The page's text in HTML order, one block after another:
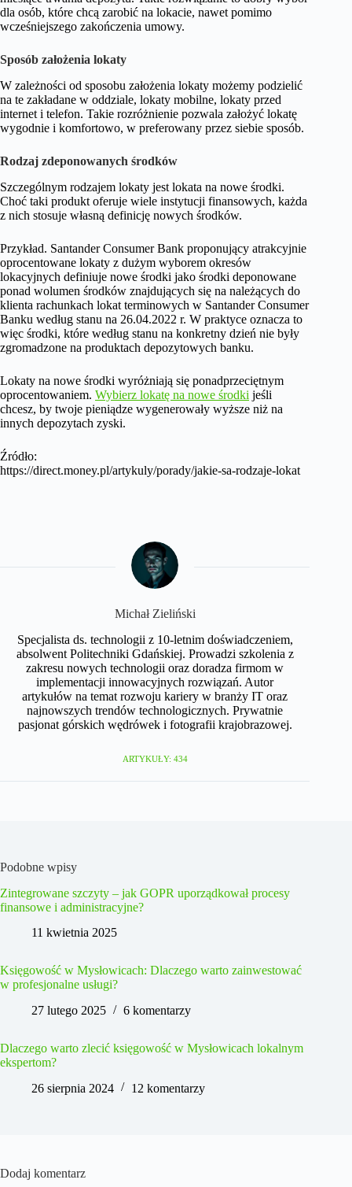
dla osób, które chcą zarobić na lokacie, nawet pomimo
wcześniejszego zakończenia umowy.
Sposób założenia lokaty
W zależności od sposobu założenia lokaty możemy podzielić
na te zakładane w oddziale, lokaty mobilne, lokaty przed
internet i telefon. Takie rozróżnienie pozwala założyć lokatę
wygodnie i komfortowo, w preferowany przez siebie sposób.
Rodzaj zdeponowanych środków
Szczególnym rodzajem lokaty jest lokata na nowe środki.
Choć taki produkt oferuje wiele instytucji finansowych, każda
z nich stosuje własną definicję nowych środków.
Przykład. Santander Consumer Bank proponujący atrakcyjnie
oprocentowane lokaty z dużym wyborem okresów
lokacyjnych definiuje nowe środki jako środki deponowane
ponad wolumen środków znajdujących się na należących do
klienta rachunkach lokat terminowych w Santander Consumer
Banku według stanu na 26.04.2022 r. W praktyce oznacza to
więc środki, które według stanu na konkretny dzień nie były
zgromadzone na produktach depozytowych banku.
Lokaty na nowe środki wyróżniają się ponadprzeciętnym
oprocentowaniem. Wybierz lokatę na nowe środki jeśli
chcesz, by twoje pieniądze wygenerowały wyższe niż na
innych depozytach zyski.
Źródło:
https://direct.money.pl/artykuly/porady/jakie-sa-rodzaje-lokat
Michał Zieliński
Specjalista ds. technologii z 10-letnim doświadczeniem,
absolwent Politechniki Gdańskiej. Prowadzi szkolenia z
zakresu nowych technologii oraz doradza firmom w
implementacji innowacyjnych rozwiązań. Autor
artykułów na temat rozwoju kariery w branży IT oraz
najnowszych trendów technologicznych. Prywatnie
pasjonat górskich wędrówek i fotografii krajobrazowej.
ARTYKUŁY: 434
Podobne wpisy
Zintegrowane szczyty – jak GOPR uporządkował procesy
finansowe i administracyjne?
11 kwietnia 2025
Księgowość w Mysłowicach: Dlaczego warto zainwestować
w profesjonalne usługi?
27 lutego 2025
6 komentarzy
Dlaczego warto zlecić księgowość w Mysłowicach lokalnym
ekspertom?
26 sierpnia 2024
12 komentarzy
Dodaj komentarz